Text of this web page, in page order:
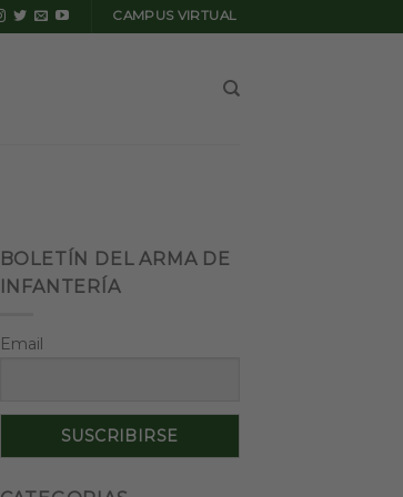
CAMPUS VIRTUAL
BOLETÍN DEL ARMA DE
INFANTERÍA
Email